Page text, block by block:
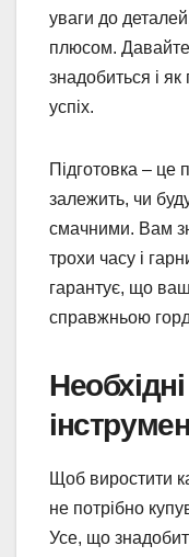
уваги до
плюсом.
знадобиться і
успіх.
Підготовка – це
залежить, чи
смачними. Вам
трохи часу і
гарантує, що
справжньою
Щоб виростити
не потрібно
Усе, що